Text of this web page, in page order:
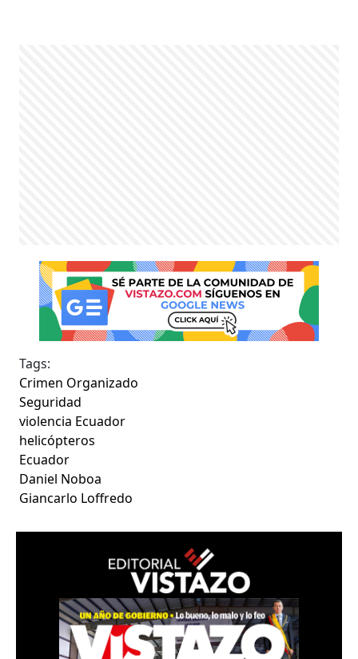
Tags:
Crimen Organizado
Seguridad
violencia Ecuador
helicópteros
Ecuador
Daniel Noboa
Giancarlo Loffredo